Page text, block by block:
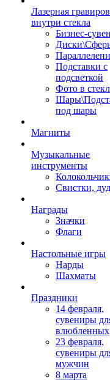
Лазерная
внутри стекла
Бизнес-
Подставки с
подсветкой
Фото в
под шары
Магниты
Музыкальные
инструменты
Свистки,
Награды
Значки
Флаги
Настольные игры
Нарды
Шахматы
Праздники
14 февраля,
сувениры
влюбленных
23 февраля,
сувениры
мужчин
8 марта